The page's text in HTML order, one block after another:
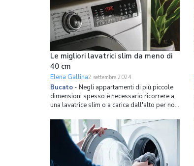
Le migliori lavatrici slim da meno di
40 cm
Elena Gallina2 settembre 2024
Bucato - Negli appartamenti di più piccole
dimensioni spesso è necessario ricorrere a
una lavatrice slim o a carica dall'alto per non
elettrodomestico. Dove le esigenze di
spazio sono davvero estreme i consumatori
cercano specificamente lavatrici slim con una
profondità